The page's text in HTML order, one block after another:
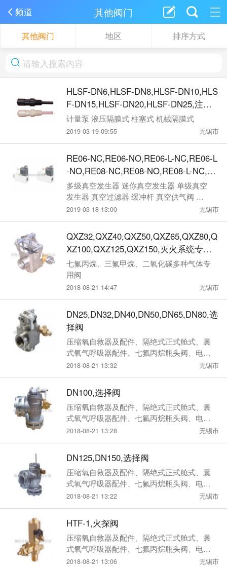
频道 其他阀门
其他阀门 地区 排序方式
HLSF-DN6,HLSF-DN8,HLSF-DN10,HLS
F-DN15,HLSF-DN20,HLSF-DN25,注射
阀
计量泵 液压隔膜式 柱塞式 机械隔膜式
2019-03-19 09:55 无锡市
RE06-NC,RE06-NO,RE06-L-NC,RE06-L
-NO,RE08-NC,RE08-NO,RE08-L-NC,RE
08-L-NO,RE供气阀
多级真空发生器 迷你真空发生器 单级真空
发生器 真空过滤器 缓冲杆 真空供气阀 真
空表 真空吸盘
2019-03-18 13:00 无锡市
QXZ32,QXZ40,QXZ50,QXZ65,QXZ80,Q
XZ100,QXZ125,QXZ150,灭火系统专用
选择阀
七氟丙烷、三氟甲烷、二氧化碳多种气体专
用阀
2018-08-21 14:47 无锡市
DN25,DN32,DN40,DN50,DN65,DN80,选
择阀
压缩氧自救器及配件、隔绝式正式舱式、囊
式氧气呼吸器配件、七氟丙烷瓶头阀、电磁
瓶头阀、选择阀
2018-08-21 13:32 无锡市
DN100,选择阀
压缩氧自救器及配件、隔绝式正式舱式、囊
式氧气呼吸器配件、七氟丙烷瓶头阀、电磁
瓶头阀、选择阀
2018-08-21 13:28 无锡市
DN125,DN150,选择阀
压缩氧自救器及配件、隔绝式正式舱式、囊
式氧气呼吸器配件、七氟丙烷瓶头阀、电磁
瓶头阀、选择阀
2018-08-21 13:22 无锡市
HTF-1,火探阀
压缩氧自救器及配件、隔绝式正式舱式、囊
式氧气呼吸器配件、七氟丙烷瓶头阀、电磁
瓶头阀、选择阀
2018-08-21 13:06 无锡市